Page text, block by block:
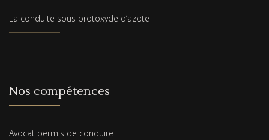
La conduite sous protoxyde d’azote
Nos compétences
Avocat permis de conduire